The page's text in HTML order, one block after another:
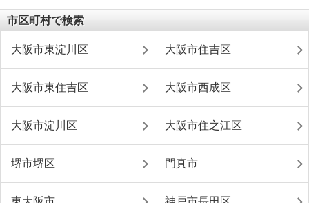
市区町村で検索
大阪市東淀川区 大阪市住吉区
大阪市東住吉区 大阪市西成区
大阪市淀川区 大阪市住之江区
堺市堺区 門真市